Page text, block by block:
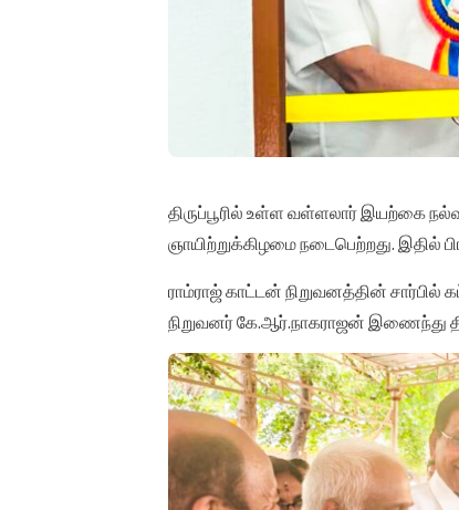
திருப்பூரில் உள்ள வள்ளலார் இயற்கை
ஞாயிற்றுக்கிழமை நடைபெற்றது. இதில்
ராம்ராஜ் காட்டன் நிறுவனத்தின் சார்பில்
நிறுவனர் கே.ஆர்.நாகராஜன் இணைந்து